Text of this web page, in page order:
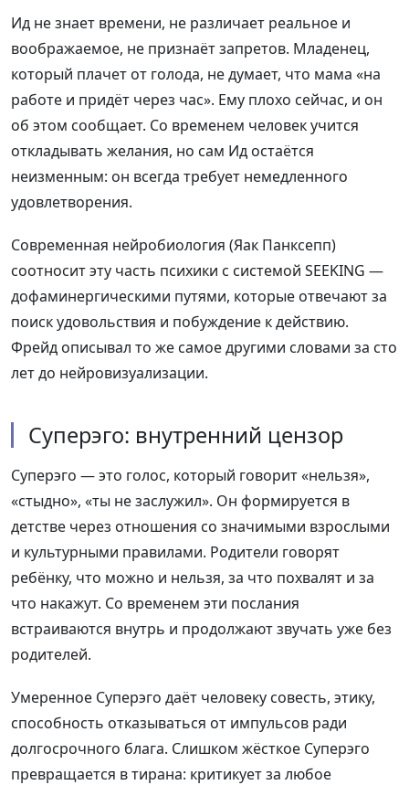
Ид не знает времени, не различает реальное и
воображаемое, не признаёт запретов. Младенец,
который плачет от голода, не думает, что мама «на
работе и придёт через час». Ему плохо сейчас, и он
об этом сообщает. Со временем человек учится
откладывать желания, но сам Ид остаётся
неизменным: он всегда требует немедленного
удовлетворения.
Современная нейробиология (Яак Панксепп)
соотносит эту часть психики с системой SEEKING —
дофаминергическими путями, которые отвечают за
поиск удовольствия и побуждение к действию.
Фрейд описывал то же самое другими словами за сто
лет до нейровизуализации.
Суперэго: внутренний цензор
Суперэго — это голос, который говорит «нельзя»,
«стыдно», «ты не заслужил». Он формируется в
детстве через отношения со значимыми взрослыми
и культурными правилами. Родители говорят
ребёнку, что можно и нельзя, за что похвалят и за
что накажут. Со временем эти послания
встраиваются внутрь и продолжают звучать уже без
родителей.
Умеренное Суперэго даёт человеку совесть, этику,
способность отказываться от импульсов ради
долгосрочного блага. Слишком жёсткое Суперэго
превращается в тирана: критикует за любое